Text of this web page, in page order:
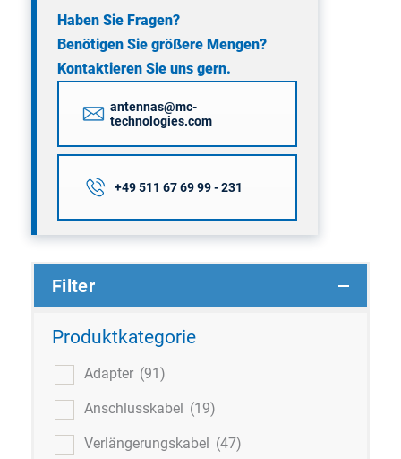
Haben Sie Fragen?
Benötigen Sie größere Mengen?
Kontaktieren Sie uns gern.
antennas@mc-
technologies.com
+49 511 67 69 99 - 231
Filter
Produktkategorie
Adapter (91)
Anschlusskabel (19)
Verlängerungskabel (47)